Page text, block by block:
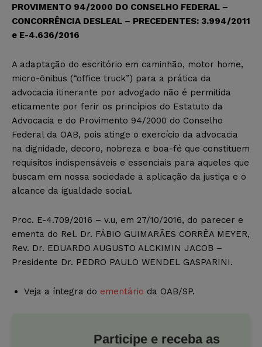
PROVIMENTO 94/2000 DO CONSELHO FEDERAL –
CONCORRÊNCIA DESLEAL – PRECEDENTES: 3.994/2011
e E-4.636/2016
A adaptação do escritório em caminhão, motor home,
micro-ônibus (“office truck”) para a prática da
advocacia itinerante por advogado não é permitida
eticamente por ferir os princípios do Estatuto da
Advocacia e do Provimento 94/2000 do Conselho
Federal da OAB, pois atinge o exercício da advocacia
na dignidade, decoro, nobreza e boa-fé que constituem
requisitos indispensáveis e essenciais para aqueles que
buscam em nossa sociedade a aplicação da justiça e o
alcance da igualdade social.
Proc. E-4.709/2016 – v.u, em 27/10/2016, do parecer e
ementa do Rel. Dr. FÁBIO GUIMARÃES CORRÊA MEYER,
Rev. Dr. EDUARDO AUGUSTO ALCKIMIN JACOB –
Presidente Dr. PEDRO PAULO WENDEL GASPARINI.
Veja a íntegra do ementário da OAB/SP.
Participe e receba as